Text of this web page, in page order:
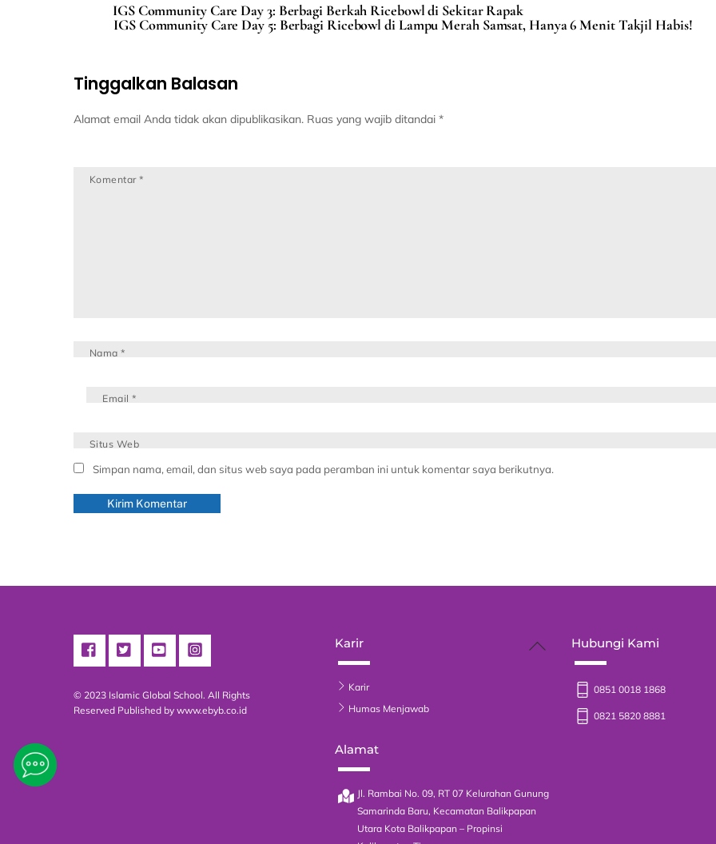
IGS Community Care Day 3: Berbagi Berkah Ricebowl di Sekitar Rapak
IGS Community Care Day 5: Berbagi Ricebowl di Lampu Merah Samsat, Hanya 6 Menit Takjil Habis!
Tinggalkan Balasan
Alamat email Anda tidak akan dipublikasikan. Ruas yang wajib ditandai *
Komentar*
Nama*
Email*
Situs Web
Simpan nama, email, dan situs web saya pada peramban ini untuk komentar saya berikutnya.
Back
© 2023 Islamic Global School. All Rights
Reserved Published by www.ebyb.co.id
Karir
Karir
Humas Menjawab
Hubungi Kami
0851 0018 1868
0821 5820 8881
Alamat
Jl. Rambai No. 09, RT 07 Kelurahan Gunung
Samarinda Baru, Kecamatan Balikpapan
Utara Kota Balikpapan – Propinsi